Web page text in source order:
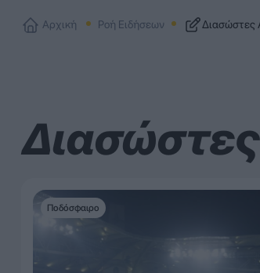
Αρχική Ροή Ειδήσεων Διασώστες
Ποδόσφαιρο